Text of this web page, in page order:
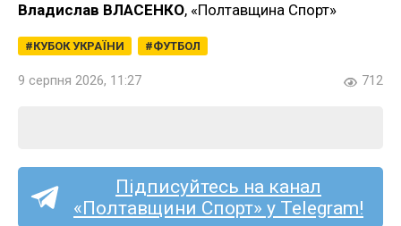
Владислав ВЛАСЕНКО, «Полтавщина Спорт»
КУБОК УКРАЇНИ ФУТБОЛ
9 серпня 2026, 11:27 712
Підписуйтесь на канал
«Полтавщини Спорт» у Telegram!